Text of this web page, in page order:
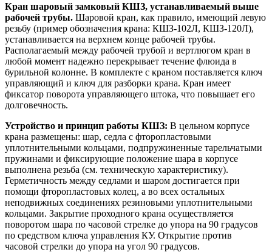
Кран шаровый замковый КШЗ, устанавливаемый выше
рабочей трубы. Шаровой кран, как правило, имеющий левую
резьбу (пример обозначения крана: КШЗ-102Л, КШЗ-120Л),
устанавливается на верхнем конце рабочей трубы.
Располагаемый между рабочей трубой и вертлюгом кран в
любой момент надежно перекрывает течение флюида в
бурильной колонне. В комплекте с краном поставляется ключ
управляющий и ключ для разборки крана. Кран имеет
фиксатор поворота управляющего штока, что повышает его
долговечность.
Устройство и принцип работы КШЗ: В цельном корпусе
крана размещены: шар, седла с фторопластовыми
уплотнительными кольцами, подпружиненные тарельчатыми
пружинами и фиксирующие положение шара в корпусе
выполнена резьба (см. техническую характеристику).
Герметичность между седлами и шаром достигается при
помощи фторопластовых колец, а во всех остальных
неподвижных соединениях резиновыми уплотнительными
кольцами. Закрытие проходного крана осуществляется
поворотом шара по часовой стрелке до упора на 90 градусов
по средством ключа управления КУ. Открытие против
часовой стрелки до упора на угол 90 градусов.